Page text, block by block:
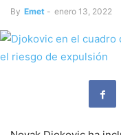
By Emet - enero 13, 2022